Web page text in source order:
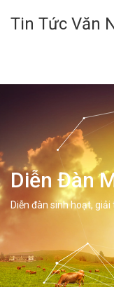
Tin Tức Văn
Diễn Đàn
Diễn đàn sinh hoạt, giải